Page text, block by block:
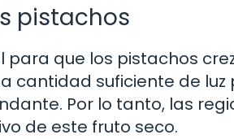
pistachos
para que los pistachos
cantidad suficiente de luz
Por lo tanto, las
de este fruto seco.